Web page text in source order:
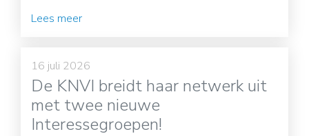
Lees meer
16 juli 2026
De KNVI breidt haar netwerk uit
met twee nieuwe
Interessegroepen!